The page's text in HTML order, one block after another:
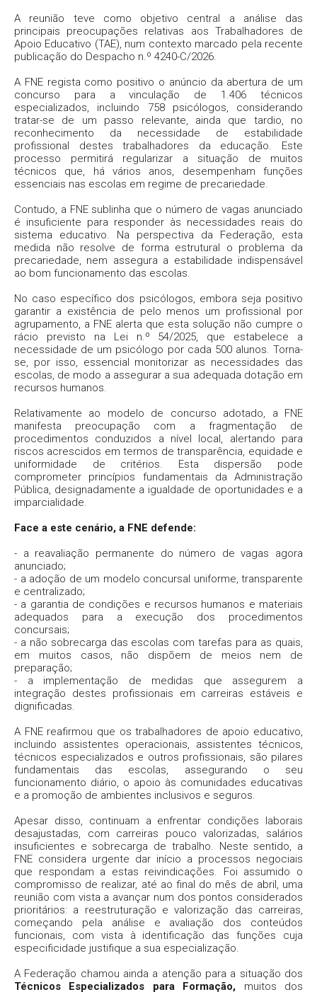
A reunião teve como objetivo central a análise das
principais preocupações relativas aos Trabalhadores de
Apoio Educativo (TAE), num contexto marcado pela recente
publicação do Despacho n.º 4240-C/2026.
A FNE regista como positivo o anúncio da abertura de um
concurso para a vinculação de 1.406 técnicos
especializados, incluindo 758 psicólogos, considerando
tratar-se de um passo relevante, ainda que tardio, no
reconhecimento da necessidade de estabilidade
profissional destes trabalhadores da educação. Este
processo permitirá regularizar a situação de muitos
técnicos que, há vários anos, desempenham funções
essenciais nas escolas em regime de precariedade.
Contudo, a FNE sublinha que o número de vagas anunciado
é insuficiente para responder às necessidades reais do
sistema educativo. Na perspectiva da Federação, esta
medida não resolve de forma estrutural o problema da
precariedade, nem assegura a estabilidade indispensável
ao bom funcionamento das escolas.
No caso específico dos psicólogos, embora seja positivo
garantir a existência de pelo menos um profissional por
agrupamento, a FNE alerta que esta solução não cumpre o
rácio previsto na Lei n.º 54/2025, que estabelece a
necessidade de um psicólogo por cada 500 alunos. Torna-
se, por isso, essencial monitorizar as necessidades das
escolas, de modo a assegurar a sua adequada dotação em
recursos humanos.
Relativamente ao modelo de concurso adotado, a FNE
manifesta preocupação com a fragmentação de
procedimentos conduzidos a nível local, alertando para
riscos acrescidos em termos de transparência, equidade e
uniformidade de critérios. Esta dispersão pode
comprometer princípios fundamentais da Administração
Pública, designadamente a igualdade de oportunidades e a
imparcialidade.
Face a este cenário, a FNE defende:
- a reavaliação permanente do número de vagas agora
anunciado;
- a adoção de um modelo concursal uniforme, transparente
e centralizado;
- a garantia de condições e recursos humanos e materiais
adequados para a execução dos procedimentos
concursais;
- a não sobrecarga das escolas com tarefas para as quais,
em muitos casos, não dispõem de meios nem de
preparação;
- a implementação de medidas que assegurem a
integração destes profissionais em carreiras estáveis e
dignificadas.
A FNE reafirmou que os trabalhadores de apoio educativo,
incluindo assistentes operacionais, assistentes técnicos,
técnicos especializados e outros profissionais, são pilares
fundamentais das escolas, assegurando o seu
funcionamento diário, o apoio às comunidades educativas
e a promoção de ambientes inclusivos e seguros.
Apesar disso, continuam a enfrentar condições laborais
desajustadas, com carreiras pouco valorizadas, salários
insuficientes e sobrecarga de trabalho. Neste sentido, a
FNE considera urgente dar início a processos negociais
que respondam a estas reivindicações. Foi assumido o
compromisso de realizar, até ao final do mês de abril, uma
reunião com vista a avançar num dos pontos considerados
prioritários: a reestruturação e valorização das carreiras,
começando pela análise e avaliação dos conteúdos
funcionais, com vista à identificação das funções cuja
especificidade justifique a sua especialização.
A Federação chamou ainda a atenção para a situação dos
Técnicos Especializados para Formação, muitos dos